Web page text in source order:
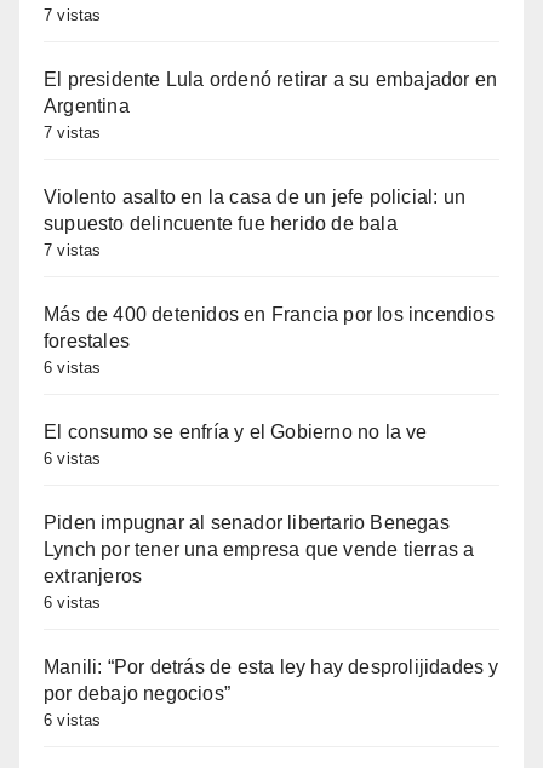
7 vistas
El presidente Lula ordenó retirar a su embajador en
Argentina
7 vistas
Violento asalto en la casa de un jefe policial: un
supuesto delincuente fue herido de bala
7 vistas
Más de 400 detenidos en Francia por los incendios
forestales
6 vistas
El consumo se enfría y el Gobierno no la ve
6 vistas
Piden impugnar al senador libertario Benegas
Lynch por tener una empresa que vende tierras a
extranjeros
6 vistas
Manili: “Por detrás de esta ley hay desprolijidades y
por debajo negocios”
6 vistas